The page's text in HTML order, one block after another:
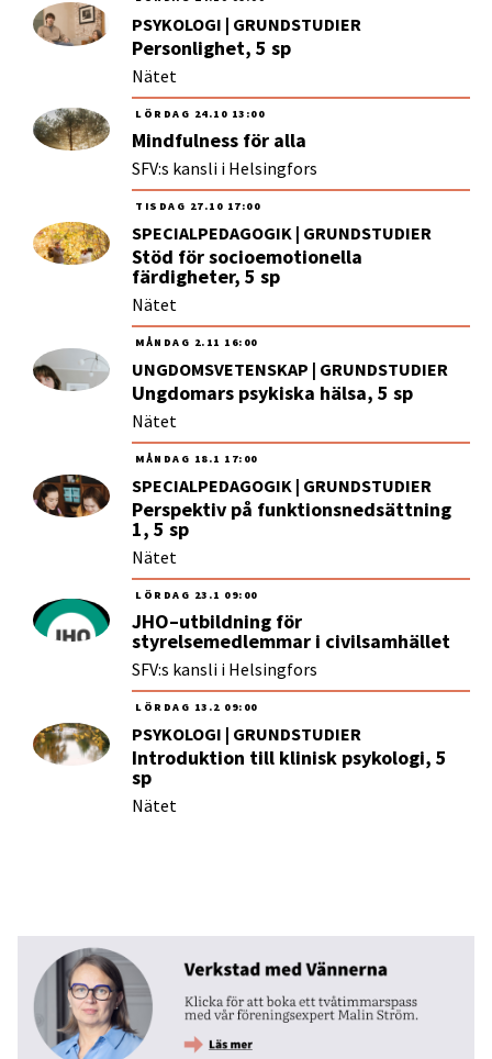
PSYKOLOGI | GRUNDSTUDIER
Personlighet, 5 sp
Nätet
LÖRDAG 24.10 13:00
Mindfulness för alla
SFV:s kansli i Helsingfors
TISDAG 27.10 17:00
SPECIALPEDAGOGIK | GRUNDSTUDIER
Stöd för socioemotionella
färdigheter, 5 sp
Nätet
MÅNDAG 2.11 16:00
UNGDOMSVETENSKAP | GRUNDSTUDIER
Ungdomars psykiska hälsa, 5 sp
Nätet
MÅNDAG 18.1 17:00
SPECIALPEDAGOGIK | GRUNDSTUDIER
Perspektiv på funktionsnedsättning
1, 5 sp
Nätet
LÖRDAG 23.1 09:00
JHO–utbildning för
styrelsemedlemmar i civilsamhället
SFV:s kansli i Helsingfors
LÖRDAG 13.2 09:00
PSYKOLOGI | GRUNDSTUDIER
Introduktion till klinisk psykologi, 5
sp
Nätet